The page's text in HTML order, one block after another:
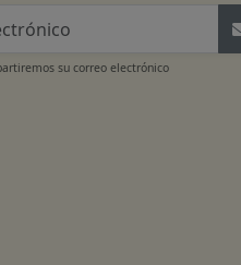
su correo electrónico